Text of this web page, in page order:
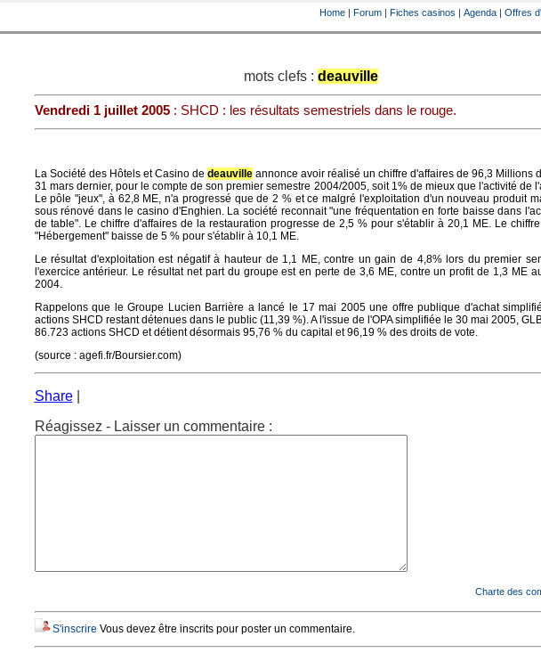
Home | Forum | Fiches casinos | Agenda | Offres
mots clefs : deauville
Vendredi 1 juillet 2005: SHCD : les résultats semestriels dans le rouge.
La Société des Hôtels et Casino de deauvilleannonce avoir réalisé un chiffre d'affaires de 96,3 Millions
31 mars dernier, pour le compte de son premier semestre 2004/2005, soit 1% de mieux que l'activité de
Le pôle "jeux", à 62,8 ME, n'a progressé que de 2 % et ce malgré l'exploitation d'un nouveau produit
sous rénové dans le casino d'Enghien. La société reconnait "une fréquentation en forte baisse dans
de table". Le chiffre d'affaires de la restauration progresse de 2,5 % pour s'établir à 20,1 ME. Le
"Hébergement" baisse de 5 % pour s'établir à 10,1 ME.
Le résultat d'exploitation est négatif à hauteur de 1,1 ME, contre un gain de 4,8% lors du premier
l'exercice antérieur. Le résultat net part du groupe est en perte de 3,6 ME, contre un profit de 1,3 ME
2004.
Rappelons que le Groupe Lucien Barrière a lancé le 17 mai 2005 une offre publique d'achat
actions SHCD restant détenues dans le public (11,39 %). A l'issue de l'OPA simplifiée le 30 mai 2005,
86.723 actions SHCD et détient désormais 95,76 % du capital et 96,19 % des droits de vote.
(source : agefi.fr/Boursier.com)
Share
Réagissez - Laisser un commentaire :
Charte des
S'inscrire Vous devez être inscrits pour poster un commentaire.